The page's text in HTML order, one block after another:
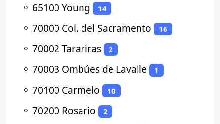
⚬ 65100 Young 14
⚬ 70000 Col. del Sacramento 16
⚬ 70002 Tarariras 2
⚬ 70003 Ombúes de Lavalle 1
⚬ 70100 Carmelo 10
⚬ 70200 Rosario 2